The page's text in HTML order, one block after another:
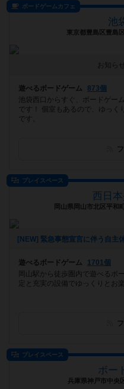
ボードゲームカフェ
池
東京都豊島区豊島
お知ら
遊べるボードゲーム
873個
池袋西口からすぐ、ボードゲー
です！ 個室もあるので、ゆっく
です。
プレイスペース
西日
岡山県岡山市北区平
遊べるボードゲーム
1701個
岡山駅から徒歩圏内で遊べるボ
定と充実の設備でゆっくりとお
プレイスペース
ボー
兵庫県神戸市中央